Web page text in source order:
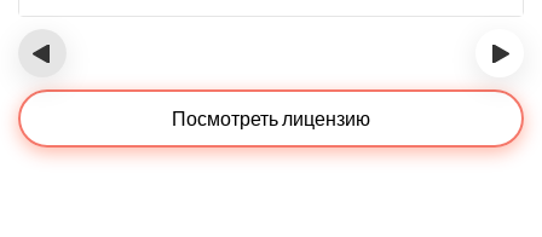
‹ ›
Посмотреть лицензию